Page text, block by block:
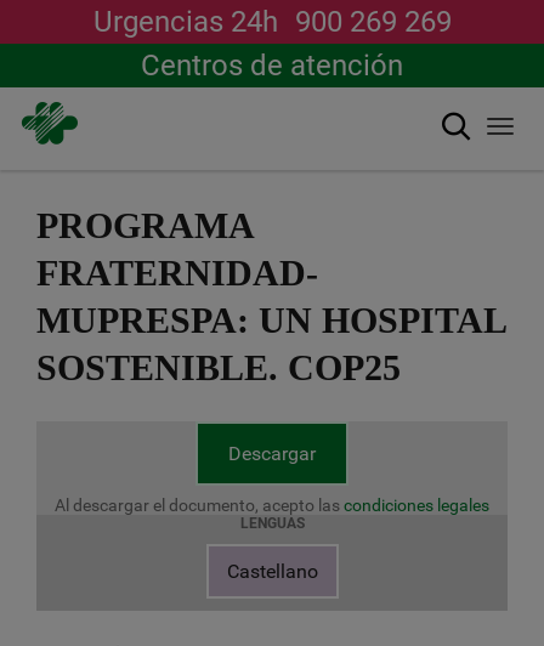
contenido
Urgencias 24h 900 269 269
Centros de atención
Buscar
PROGRAMA
FRATERNIDAD-
MUPRESPA: UN HOSPITAL
SOSTENIBLE. COP25
Descargar
Al descargar el documento, acepto lascondiciones legales
LENGUAS
Castellano